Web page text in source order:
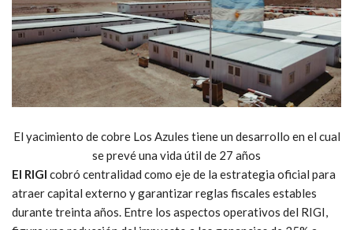
El yacimiento de cobre Los Azules tiene un desarrollo en el cual
se prevé una vida útil de 27 años
El RIGI cobró centralidad como eje de la estrategia oficial para
atraer capital externo y garantizar reglas fiscales estables
durante treinta años. Entre los aspectos operativos del RIGI,